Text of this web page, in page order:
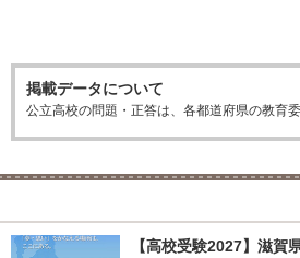
掲載データについて
公立高校の問題・正答は、各都道府県の教育
【高校受験2027】滋